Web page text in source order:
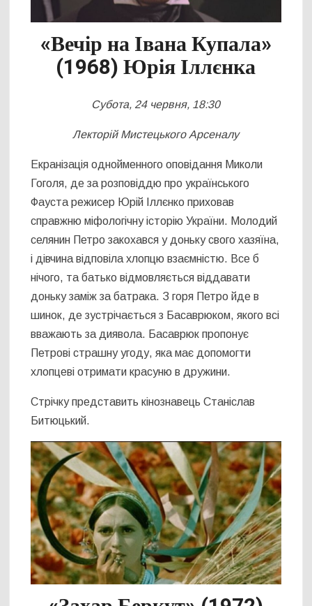
«Вечір на Івана Купала»
(1968) Юрія Іллєнка
Субота, 24 червня, 18:30
Лекторій Мистецького Арсеналу
Екранізація однойменного оповідання Миколи
Гоголя, де за розповіддю про українського
Фауста режисер Юрій Іллєнко приховав
справжню міфологічну історію України. Молодий
селянин Петро закохався у доньку свого хазяїна,
і дівчина відповіла хлопцю взаємністю. Все б
нічого, та батько відмовляється віддавати
доньку заміж за батрака. З горя Петро йде в
шинок, де зустрічається з Басаврюком, якого всі
вважають за диявола. Басаврюк пропонує
Петрові страшну угоду, яка має допомогти
хлопцеві отримати красуню в дружини.
Стрічку представить кінознавець Станіслав
Битюцький.